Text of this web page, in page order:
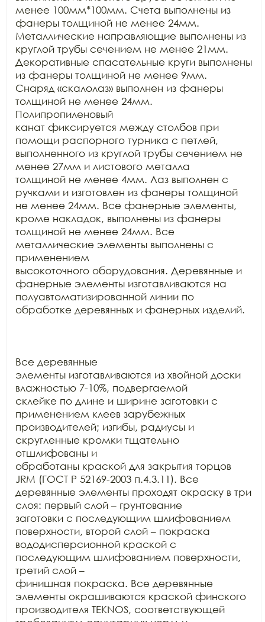
менее 100мм*100мм. Счета выполнены из
фанеры толщиной не менее 24мм.
Металлические направляющие выполнены из
круглой трубы сечением не менее 21мм.
Декоративные спасательные круги выполнены
из фанеры толщиной не менее 9мм.
Снаряд «скалолаз» выполнен из фанеры
толщиной не менее 24мм.
Полипропиленовый
канат фиксируется между столбов при
помощи распорного турника с петлей,
выполненного из круглой трубы сечением не
менее 27мм и листового металла
толщиной не менее 4мм. Лаз выполнен с
ручками и изготовлен из фанеры толщиной
не менее 24мм. Все фанерные элементы,
кроме накладок, выполнены из фанеры
толщиной не менее 24мм. Все
металлические элементы выполнены с
применением
высокоточного оборудования. Деревянные и
фанерные элементы изготавливаются на
полуавтоматизированной линии по
обработке деревянных и фанерных изделий.
Все деревянные
элементы изготавливаются из хвойной доски
влажностью 7-10%, подвергаемой
склейке по длине и ширине заготовки с
применением клеев зарубежных
производителей; изгибы, радиусы и
скругленные кромки тщательно
отшлифованы и
обработаны краской для закрытия торцов
JRM (ГОСТ Р 52169-2003 п.4.3.11). Все
деревянные элементы проходят окраску в три
слоя: первый слой – грунтование
заготовки с последующим шлифованием
поверхности, второй слой – покраска
вододисперсионной краской с
последующим шлифованием поверхности,
третий слой –
финишная покраска. Все деревянные
элементы окрашиваются краской финского
производителя TEKNOS, соответствующей